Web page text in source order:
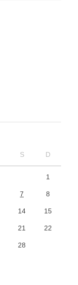
S D
1
7 8
14 15
21 22
28